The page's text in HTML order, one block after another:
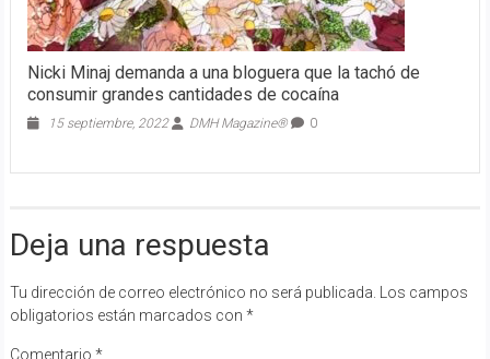
Nicki Minaj demanda a una bloguera que la tachó de
consumir grandes cantidades de cocaína
15 septiembre, 2022 DMH Magazine® 0
Deja una respuesta
Tu dirección de correo electrónico no será publicada.
Los campos
obligatorios están marcados con *
Comentario *